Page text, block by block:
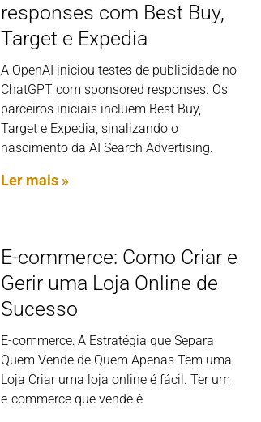
responses com Best Buy,
Target e Expedia
A OpenAI iniciou testes de publicidade no
ChatGPT com sponsored responses. Os
parceiros iniciais incluem Best Buy,
Target e Expedia, sinalizando o
nascimento da AI Search Advertising.
Ler mais »
E-commerce: Como Criar e
Gerir uma Loja Online de
Sucesso
E-commerce: A Estratégia que Separa
Quem Vende de Quem Apenas Tem uma
Loja Criar uma loja online é fácil. Ter um
e-commerce que vende é